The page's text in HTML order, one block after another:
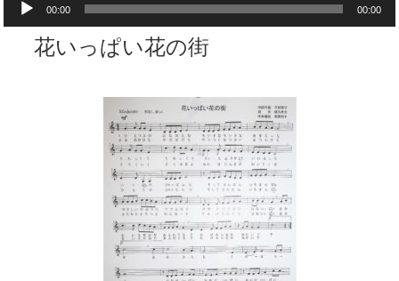
声
プ
レ
ー
00:00 00:00
花いっぱい花の街